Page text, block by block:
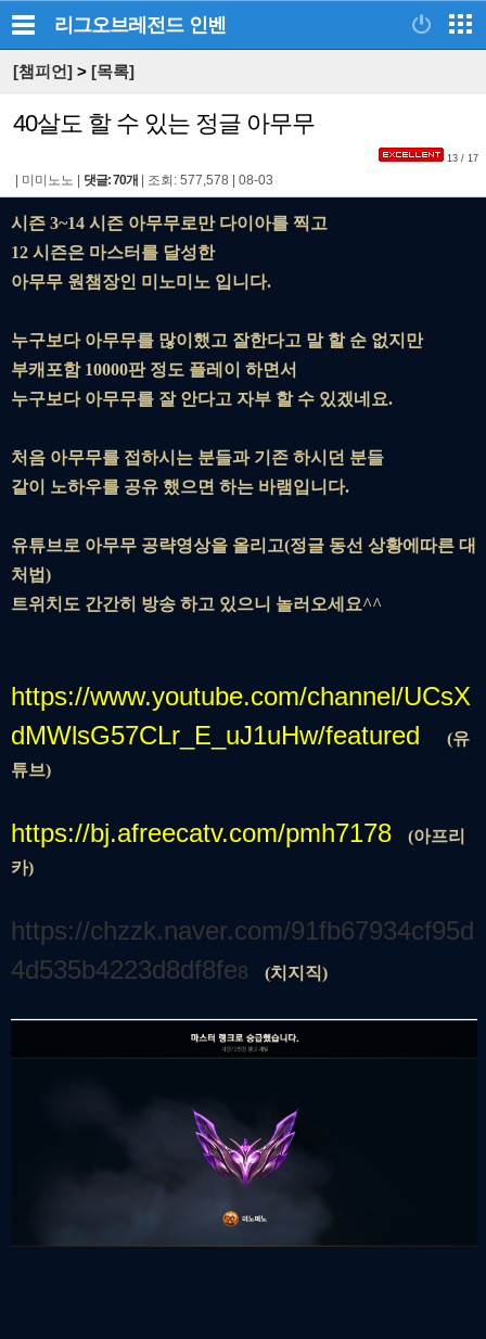
리그오브레전드 인벤
[챔피언] > [목록]
40살도 할 수 있는 정글 아무무
13 / 17
미미노노 댓글: 70개 조회: 577,578 08-03
시즌 3~14 시즌 아무무로만 다이아를 찍고
12 시즌은 마스터를 달성한
아무무 원챔장인 미노미노 입니다.
누구보다 아무무를 많이했고 잘한다고 말 할 순 없지만
부캐포함 10000판 정도 플레이 하면서
누구보다 아무무를 잘 안다고 자부 할 수 있겠네요.
처음 아무무를 접하시는 분들과 기존 하시던 분들
같이 노하우를 공유 했으면 하는 바램입니다.
유튜브로 아무무 공략영상을 올리고(정글 동선 상황에따른 대
처법)
트위치도 간간히 방송 하고 있으니 놀러오세요^^
https://www.youtube.com/channel/UCsX
dMWlsG57CLr_E_uJ1uHw/featured
(유
튜브)
https://bj.afreecatv.com/pmh7178
(아프리
카)
https://chzzk.naver.com/91fb67934cf95d
4d535b4223d8df8fe8 (치지직)